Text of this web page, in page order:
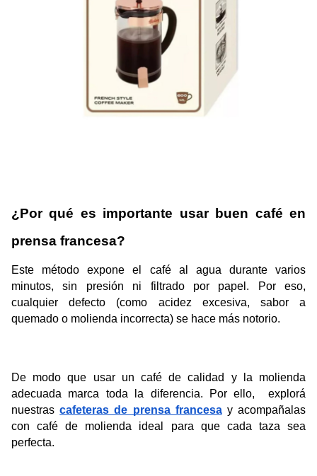
¿Por qué es importante usar buen café en
prensa francesa?
Este método expone el café al agua durante varios
minutos, sin presión ni filtrado por papel. Por eso,
cualquier defecto (como acidez excesiva, sabor a
quemado o molienda incorrecta) se hace más notorio.
De modo que usar un café de calidad y la molienda
adecuada marca toda la diferencia. Por ello,  explorá
nuestras cafeteras de prensa francesa y acompañalas
con café de molienda ideal para que cada taza sea
perfecta.